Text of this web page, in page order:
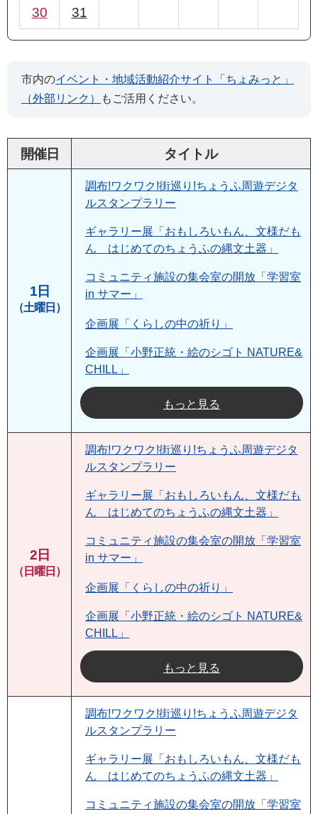
30
31
市内のイベント・地域活動紹介サイト「ちょみっと」
（外部リンク）
もご活用ください。
開催日 タイトル
1日
（土曜日）
調布!ワクワク!街巡り!ちょうふ周遊デジタ
ルスタンプラリー
ギャラリー展「おもしろいもん、文様だも
ん はじめてのちょうふの縄文土器」
コミュニティ施設の集会室の開放「学習室
in サマー」
企画展「くらしの中の祈り」
企画展「小野正統・絵のシゴト NATURE&
CHILL」
もっと見る
2日
（日曜日）
調布!ワクワク!街巡り!ちょうふ周遊デジタ
ルスタンプラリー
ギャラリー展「おもしろいもん、文様だも
ん はじめてのちょうふの縄文土器」
コミュニティ施設の集会室の開放「学習室
in サマー」
企画展「くらしの中の祈り」
企画展「小野正統・絵のシゴト NATURE&
CHILL」
もっと見る
調布!ワクワク!街巡り!ちょうふ周遊デジタ
ルスタンプラリー
ギャラリー展「おもしろいもん、文様だも
ん はじめてのちょうふの縄文土器」
コミュニティ施設の集会室の開放「学習室